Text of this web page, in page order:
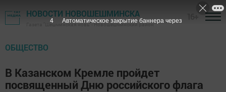
НОВОСТИ НОВОШЕШМИНСКА
Газета "Шешминская новь" - Новошешминский район
ОБЩЕСТВО
В Казанском Кремле пройдет
посвященный Дню российского флага
3 Автоматическое закрытие баннера через